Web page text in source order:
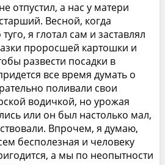
отпустил, а нас у матери
Весной, когда
я глотал сам и заставлял
проросшей картошки и
развести посадки в
все время думать о
поливали свои
водичкой, но урожая
или он был настолько мал,
Впрочем, я думаю,
бесполезная и человеку
а мы по неопытности